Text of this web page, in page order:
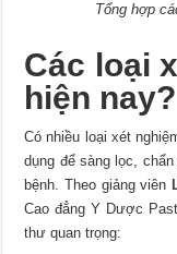
Tổng hợp
Các loại
hiện nay?
Có nhiều loại xét
dụng để sàng lọc,
bệnh. Theo giảng viên
Cao đẳng Y Dược
thư quan trọng: